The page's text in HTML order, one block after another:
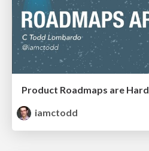
Product Roadmaps are Hard
iamctodd